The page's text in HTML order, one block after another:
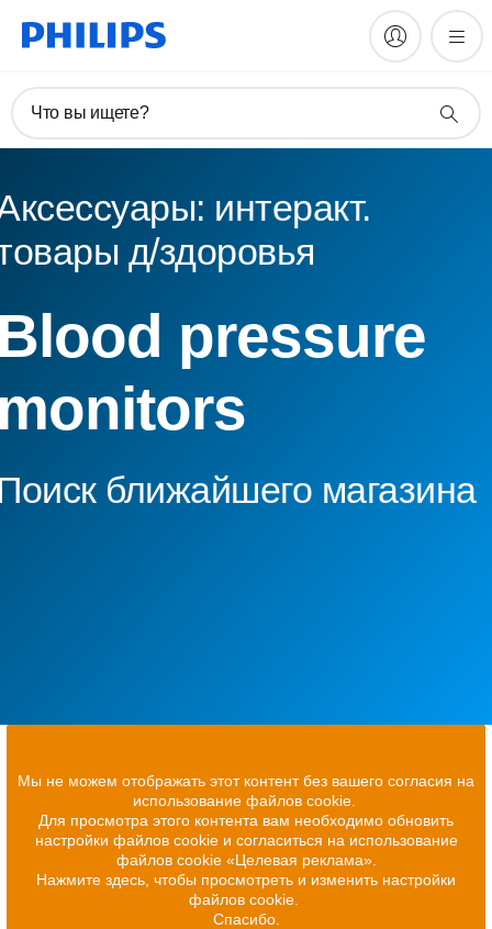
Что вы ищете?
интеракт.
д/здоровья
pressure
ближайшего магазина
Мы не можем отображать этот контент без вашего согласия на
использование файлов cookie.
Для просмотра этого контента вам необходимо обновить
настройки файлов cookie и согласиться на использование
файлов cookie «Целевая реклама».
Нажмите здесь, чтобы просмотреть и изменить настройки
файлов cookie.
Спасибо.